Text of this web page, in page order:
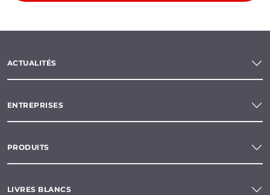
ACTUALITÉS
ENTREPRISES
PRODUITS
LIVRES BLANCS